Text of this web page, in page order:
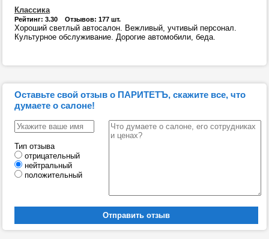
Классика
Рейтинг: 3.30 Отзывов: 177 шт.
Хороший светлый автосалон. Вежливый, учтивый персонал.
Культурное обслуживание. Дорогие автомобили, беда.
Оставьте свой отзыв о ПАРИТЕТЪ, скажите все, что
думаете о салоне!
Тип отзыва
отрицательный
нейтральный
положительный